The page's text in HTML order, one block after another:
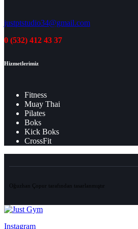
justptstudio34@gmail.com
0 (532) 412 43 37
Hizmetlerimiz
Fitness
Muay Thai
Pilates
Boks
Kick Boks
CrossFit
Oğuzhan Çopur tarafından tasarlanmıştır
Instagram